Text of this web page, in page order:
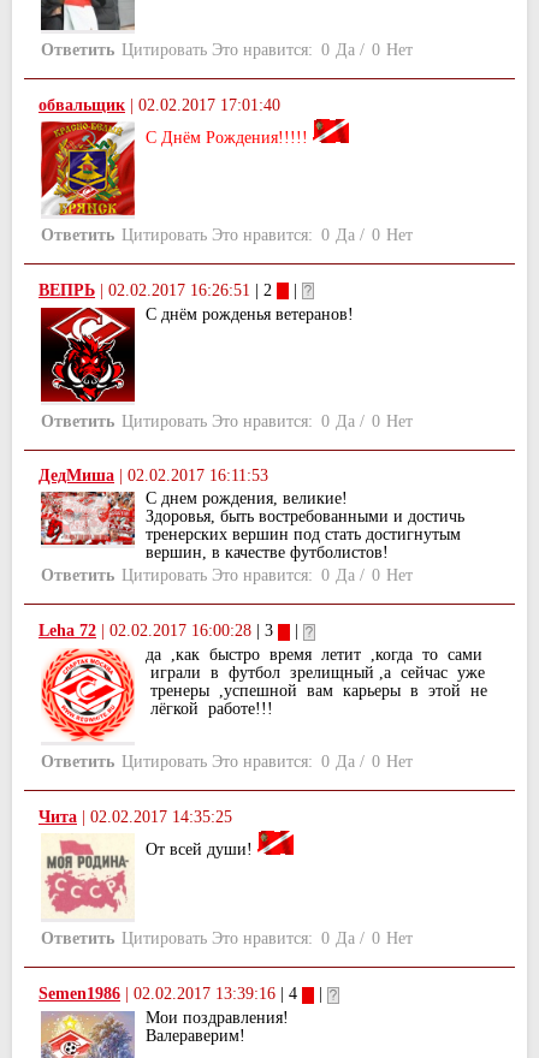
Ответить Цитировать Это нравится: 0 Да / 0 Нет
обвальщик
02.02.2017 17:01:40
С Днём Рождения!!!!!
Ответить Цитировать Это нравится: 0 Да / 0 Нет
ВЕПРЬ | 02.02.2017 16:26:51 | 2
|
С днём рожденья ветеранов!
Ответить Цитировать Это нравится: 0 Да / 0 Нет
ДедМиша
02.02.2017 16:11:53
С днем рождения, великие!
Здоровья, быть востребованными и достичь
тренерских вершин под стать достигнутым
вершин, в качестве футболистов!
Ответить Цитировать Это нравится: 0 Да / 0 Нет
Leha 72 02.02.2017 16:00:28 | 3
да ,как быстро время летит ,когда то сами
играли в футбол зрелищный ,а сейчас уже
тренеры ,успешной вам карьеры в этой не
лёгкой работе!!!
Ответить Цитировать Это нравится: 0 Да / 0 Нет
Чита
02.02.2017 14:35:25
От всей души!
Ответить Цитировать Это нравится: 0 Да / 0 Нет
Semen1986 02.02.2017 13:39:16 | 4
Мои поздравления!
Валераверим!